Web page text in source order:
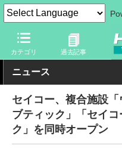
カテゴリ 過去記事
トラベル Watch 地域 国
ニュース
セイコー、複合施設
ブティック」「セイ
ク」を同時オープン